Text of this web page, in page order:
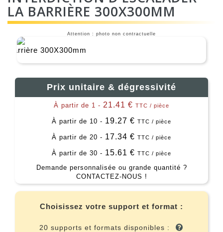
LA BARRIÈRE 300X300MM
Attention : photo non contractuelle
Prix unitaire & dégressivité
À partir de 1 - 21.41 € TTC / pièce
À partir de 10 - 19.27 € TTC / pièce
À partir de 20 - 17.34 € TTC / pièce
À partir de 30 - 15.61 € TTC / pièce
Demande personnalisée ou grande quantité ?
CONTACTEZ-NOUS !
Choisissez votre support et format :
20 supports et formats disponibles :